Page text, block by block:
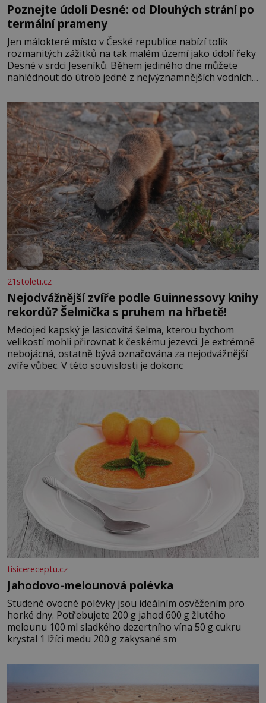
Poznejte údolí Desné: od Dlouhých strání po
termální prameny
Jen málokteré místo v České republice nabízí tolik
rozmanitých zážitků na tak malém území jako údolí řeky
Desné v srdci Jeseníků. Během jediného dne můžete
nahlédnout do útrob jedné z nejvýznamnějších vodních
se na koloběžce a den zakončit poznáváním památek ve
Velkých Losinách nebo v termálním
21stoleti.cz
Nejodvážnější zvíře podle Guinnessovy knihy
rekordů? Šelmička s pruhem na hřbetě!
Medojed kapský je lasicovitá šelma, kterou bychom
velikostí mohli přirovnat k českému jezevci. Je extrémně
nebojácná, ostatně bývá označována za nejodvážnější
zvíře vůbec. V této souvislosti je dokonc
tisicereceptu.cz
Jahodovo-melounová polévka
Studené ovocné polévky jsou ideálním osvěžením pro
horké dny. Potřebujete 200 g jahod 600 g žlutého
melounu 100 ml sladkého dezertního vína 50 g cukru
krystal 1 lžíci medu 200 g zakysané sm